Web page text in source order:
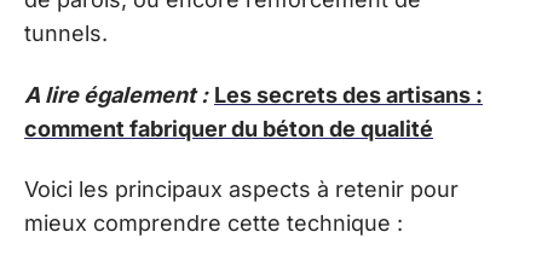
tunnels.
A lire également : Les secrets des artisans :
comment fabriquer du béton de qualité
Voici les principaux aspects à retenir pour
mieux comprendre cette technique :